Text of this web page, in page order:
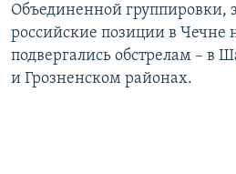
Объединенной группировки,
российские позиции в Чечне
подвергались обстрелам – в
и Грозненском районах.